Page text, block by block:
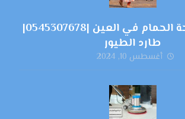
شركة مكافحة الحمام في العين |0545307678|
طارد الطيور
أغسطس 10, 2024